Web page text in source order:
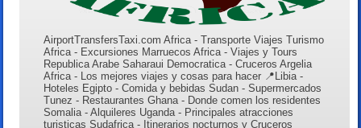
AirportTransfersTaxi.com Africa - Transporte Viajes Turismo
Africa - Excursiones Marruecos Africa - Viajes y Tours
Republica Arabe Saharaui Democratica - Cruceros Argelia
Africa - Los mejores viajes y cosas para hacer 📍Libia -
Hoteles Egipto - Comida y bebidas Sudan - Supermercados
Tunez - Restaurantes Ghana - Donde comen los residentes
Somalia - Alquileres Uganda - Principales atracciones
turisticas Sudafrica - Itinerarios nocturnos y Cruceros